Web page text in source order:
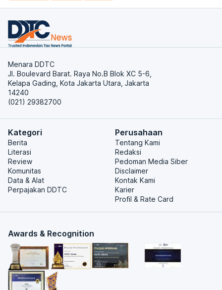
Menara DDTC
Jl. Boulevard Barat. Raya No.B Blok XC 5-6,
Kelapa Gading, Kota Jakarta Utara, Jakarta
14240
(021) 29382700
Kategori
Berita
Literasi
Review
Komunitas
Data & Alat
Perpajakan DDTC
Perusahaan
Tentang Kami
Redaksi
Pedoman Media Siber
Disclaimer
Kontak Kami
Karier
Profil & Rate Card
Awards & Recognition